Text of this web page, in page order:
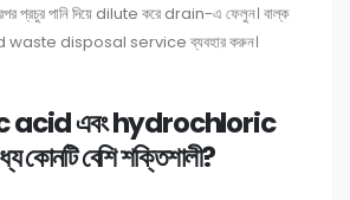
পানি দিয়ে dilute করে drain-এ ফেলুন। বাল্ক
waste disposal service ব্যবহার করুন।
acid এবং hydrochloric
বেশি শক্তিশালী?